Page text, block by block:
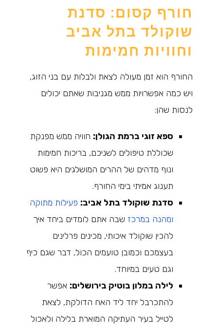
חורף קסום: סדנת
שוקולד בתל אביב
וחוויות חמימות
החורף הוא זמן מעולה לצאת ולבלות עם בני הזוג,
ויש כמה אפשרויות ממש מגניבות שאתם יכולים
לנסות שהן:
ספא זוגי ברמת הגולן: חוויה ממש מפנקת
שכוללת טיפולים לשניכם, בריכות חמימות
ונוף מדהים של ההרים המושלגים היא פשוט
תענוג אמיתי בימי החורף.
סדנת שוקולד בתל אביב: פעילות מתוקה
ומהנה במרכז שבה אתם לומדים ביחד איך
להכין שוקולד איכותי, מכינים פרלינים
בעצמכם וכמובן טועמים הכול, דבר שגם כיף
וגם טעים במיוחד.
לילה במלון בוטיק בירושלים: אפשר
להתכרבל יחד ליד האח הדולקת, לצאת
לטייל בעיר העתיקה המוארת בלילה ולאכול